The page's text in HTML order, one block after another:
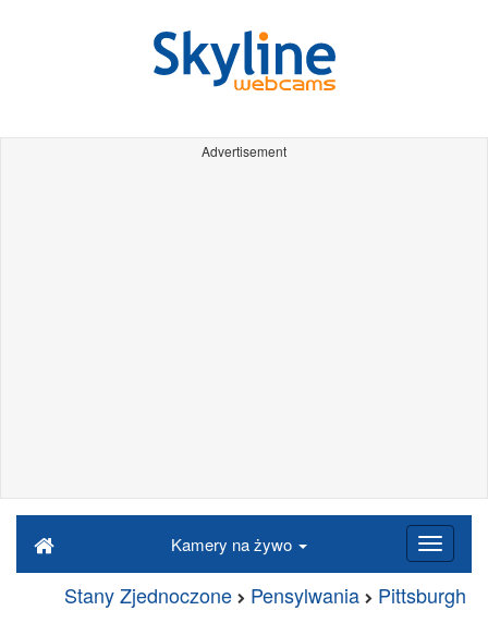
Advertisement
Kamery na żywo
Stany Zjednoczone Pensylwania Pittsburgh